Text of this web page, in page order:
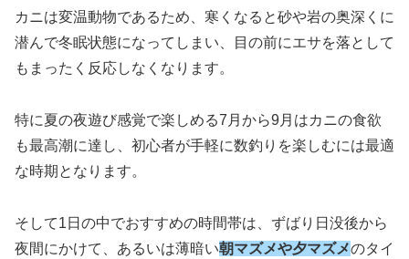
カニは変温動物であるため、寒くなると砂や岩の奥深くに
潜んで冬眠状態になってしまい、目の前にエサを落として
もまったく反応しなくなります。
特に夏の夜遊び感覚で楽しめる7月から9月はカニの食欲
も最高潮に達し、初心者が手軽に数釣りを楽しむには最適
な時期となります。
そして1日の中でおすすめの時間帯は、ずばり日没後から
夜間にかけて、あるいは薄暗い朝マズメや夕マズメのタイ